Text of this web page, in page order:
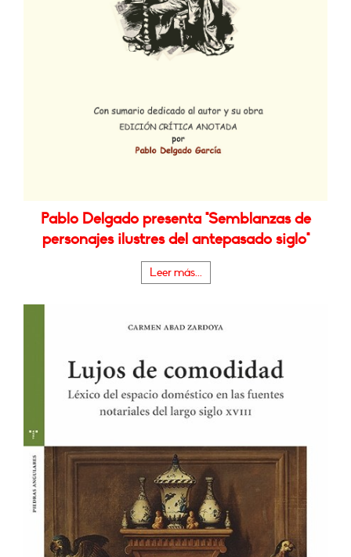
Pablo Delgado presenta "Semblanzas de
personajes ilustres del antepasado siglo"
Leer más...